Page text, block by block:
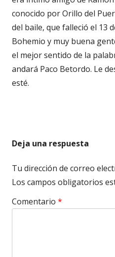
conocido por Orillo del
del baile, que falleció el 13
Bohemio y muy buena
el mejor sentido de la
andará Paco Betordo. Le
esté.
Deja una respuesta
Tu dirección de correo
Los campos obligatorios
Comentario *